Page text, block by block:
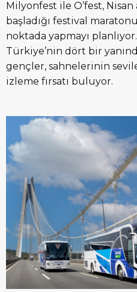
Milyonfest ile O’fest,
başladığı festival
noktada yapmayı
Türkiye’nin dört bir
gençler, sahnelerinin
izleme fırsatı buluyor.